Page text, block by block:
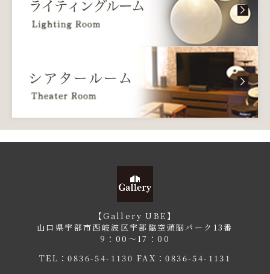
【Gallery UBE】
山口県宇部市西岐波区宇部臨空頭脳パーク13番
9：00〜17：00
TEL：0836-54-1130 FAX：0836-54-1131